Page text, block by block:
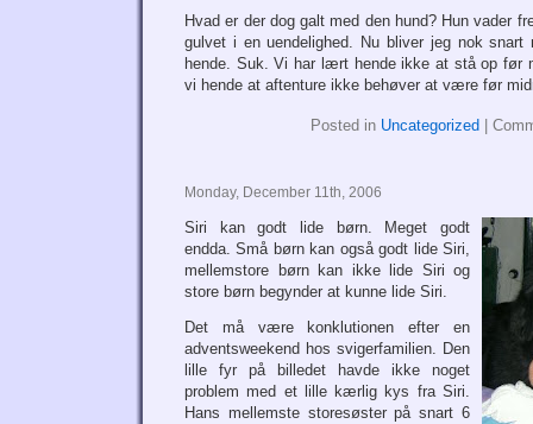
Hvad er der dog galt med den hund? Hun vader
gulvet i en uendelighed. Nu bliver jeg nok
hende. Suk. Vi har lært hende ikke at stå op før
vi hende at aftenture ikke behøver at være før
Posted in Uncategorized
Monday, December 11th, 2006
Siri kan godt lide børn. Meget godt
endda. Små børn kan også godt lide Siri,
mellemstore børn kan ikke lide Siri og
store børn begynder at kunne lide Siri.
Det må være konklutionen efter en
adventsweekend hos svigerfamilien. Den
lille fyr på billedet havde ikke noget
problem med et lille kærlig kys fra Siri.
Hans mellemste storesøster på snart 6